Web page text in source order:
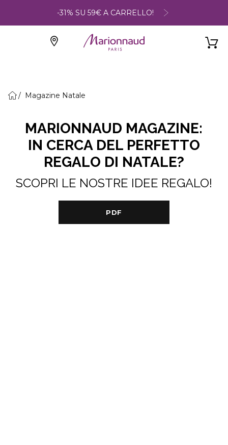
-31% SU 59€ A CARRELLO!
Magazine Natale
MARIONNAUD MAGAZINE:
IN CERCA DEL PERFETTO
REGALO DI NATALE?
SCOPRI LE NOSTRE IDEE REGALO!
PDF